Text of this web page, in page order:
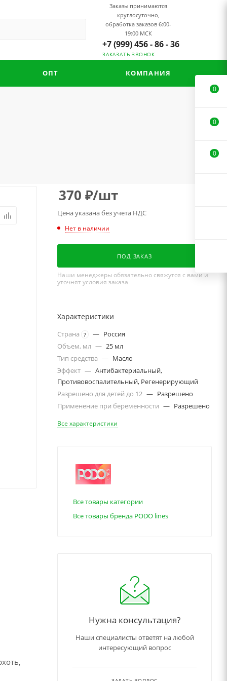
Заказы принимаются
круглосуточно,
обработка заказов 6:00-
19:00 МСК
+7 (999) 456 - 86 - 36
ЗАКАЗАТЬ ЗВОНОК
ОПТ КОМПАНИЯ
370 ₽/шт
Цена указана без учета НДС
Нет в наличии
ПОД ЗАКАЗ
Наши менеджеры обязательно свяжутся с вами и
уточнят условия заказа
Характеристики
Страна ? — Россия
Объем, мл — 25 мл
Тип средства — Масло
Эффект — Антибактериальный,
Противовоспалительный, Регенерирующий
Разрешено для детей до 12 — Разрешено
Применение при беременности — Разрешено
Все характеристики
Все товары категории
Все товары бренда PODO lines
Нужна консультация?
Наши специалисты ответят на любой
интересующий вопрос
0
0
0